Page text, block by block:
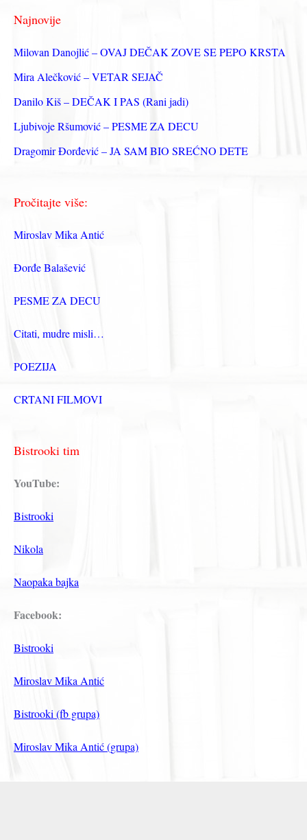
а
з
а
Najnovije
Milovan Danojlić – OVAJ DEČAK ZOVE SE PEPO KRSTA
Mira Alečković – VETAR SEJAČ
Danilo Kiš – DEČAK I PAS (Rani jadi)
Ljubivoje Ršumović – PESME ZA DECU
Dragomir Đorđević – JA SAM BIO SREĆNO DETE
Pročitajte više:
Miroslav Mika Antić
Đorđe Balašević
PESME ZA DECU
Citati, mudre misli…
POEZIJA
CRTANI FILMOVI
Bistrooki tim
YouTube:
Bistrooki
Nikola
Naopaka bajka
Facebook:
Bistrooki
Miroslav Mika Antić
Bistrooki (fb grupa)
Miroslav Mika Antić (grupa)